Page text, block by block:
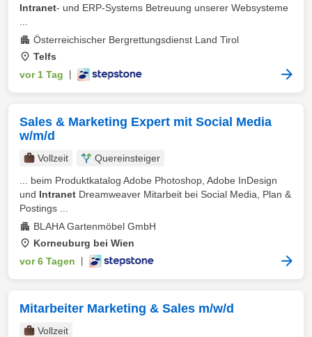
Intranet- und ERP-Systems Betreuung unserer Websysteme
Österreichischer Bergrettungsdienst Land Tirol
Telfs
vor 1 Tag
Sales & Marketing Expert mit Social Media
w/m/d
Vollzeit
Quereinsteiger
... beim Produktkatalog Adobe Photoshop, Adobe InDesign
und Intranet Dreamweaver Mitarbeit bei Social Media, Plan &
Postings ...
BLAHA Gartenmöbel GmbH
Korneuburg bei Wien
vor 6 Tagen
Mitarbeiter Marketing & Sales m/w/d
Vollzeit